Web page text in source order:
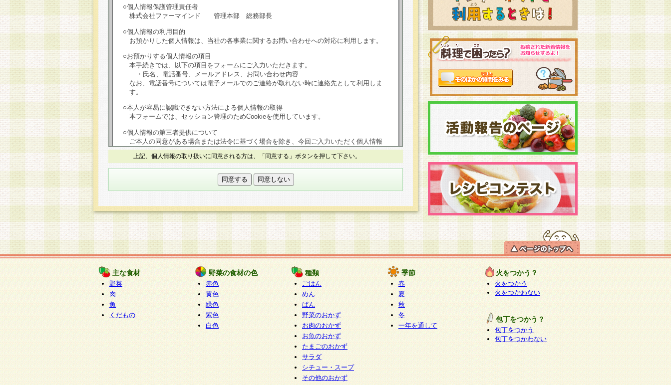
○個人情報保護管理責任者
株式会社ファーマインド 管理本部 総務部長
○個人情報の利用目的
お預かりした個人情報は、当社の各事業に関するお問い合わせへの対応に利用します。
○お預かりする個人情報の項目
本手続きでは、以下の項目をフォームにご入力いただきます。
・氏名、電話番号、メールアドレス、お問い合わせ内容
なお、電話番号については電子メールでのご連絡が取れない時に連絡先として利用しま
す。
○本人が容易に認識できない方法による個人情報の取得
本フォームでは、セッション管理のためCookieを使用しています。
○個人情報の第三者提供について
ご本人の同意がある場合または法令に基づく場合を除き、今回ご入力いただく個人情報
は第三者に提供しません。
個人情報の取り扱いを外部に委託する場合は、当社が規定する個人情報管理基準を満た
す企業を選定して委託を行い、適切な取り扱いが行われるよう監督します。
本人からの求めにより、当社が本件により取得した開示対象個人情報の利用目的の通
知・開示・内容の訂正・追加または削除・利用の停止・消去及び第三者への提供の禁止
（以下、総称して「開示等」といいます。）に応じます。
開示等に応じる窓口は以下になります。
ぱくすく食堂個人情報お客様相談窓口
paku-info@pakusuku.com
個人情報を与えることは任意ですが、個人情報の取扱いについて同意をいただけない場
合には、当社のサービスの提供、お客様からのお問い合わせ・ご相談への対応ができな
い場合がございますのでご了承ください。
上記、個人情報の取り扱いに同意される方は、「同意する」ボタンを押して下さい。
主な食材
野菜
肉
魚
くだもの
野菜の食材の色
赤色
黄色
緑色
紫色
白色
種類
ごはん
めん
ぱん
野菜のおかず
お肉のおかず
お魚のおかず
たまごのおかず
サラダ
シチュー・スープ
その他のおかず
季節
春
夏
秋
冬
一年を通して
火をつかう？
火をつかう
火をつかわない
包丁をつかう？
包丁をつかう
包丁をつかわない